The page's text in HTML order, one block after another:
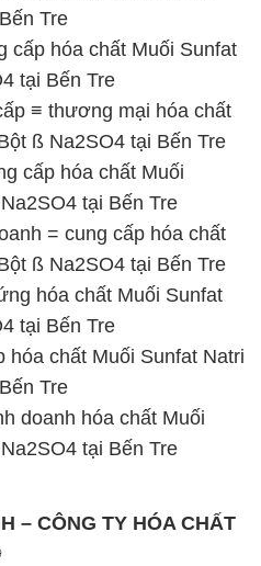
Tre
hóa chất Muối Sunfat
tại Bến Tre
≡ thương mại hóa chất
ß Na2SO4 tại Bến Tre
cấp hóa chất Muối
tại Bến Tre
= cung cấp hóa chất
ß Na2SO4 tại Bến Tre
hóa chất Muối Sunfat
tại Bến Tre
hóa chất Muối Sunfat Natri
Tre
doanh hóa chất Muối
tại Bến Tre
– CÔNG TY HÓA CHẤT